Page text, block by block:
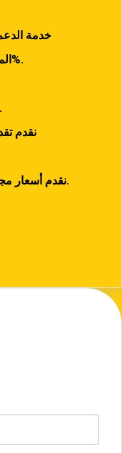
خدمة
100%.
نقدم تقديرات مجانية للإصلاح.
نقدم
نقدم أسعار مجانية للمنتجات أو القطع الغيار.